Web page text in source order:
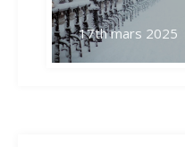
17th mars 2025